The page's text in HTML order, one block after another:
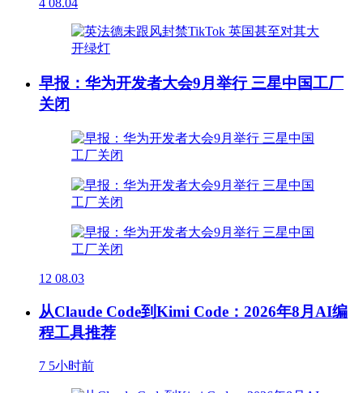
4 08.04
早报：华为开发者大会9月举行 三星中国工厂
关闭
12 08.03
从Claude Code到Kimi Code：2026年8月AI编
程工具推荐
7 5小时前